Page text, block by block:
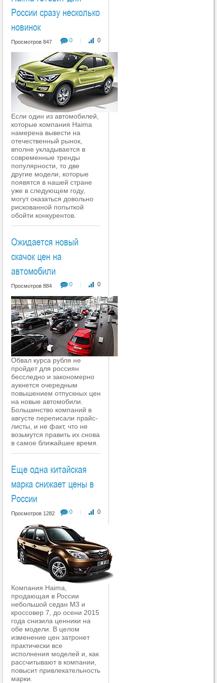
России сразу несколько
новинок
0 | 0
Просмотров 847
Если один из автомобилей,
которые компания Haima
намерена вывести на
отечественный рынок,
вполне укладывается в
современные тренды
популярности, то две
другие модели, которые
появятся в нашей стране
уже в следующем году,
могут оказаться довольно
рискованной попыткой
обойти конкурентов.
Ожидается новый
скачок цен на
автомобили
0 | 0
Просмотров 884
Обвал курса рубля не
пройдет для россиян
бесследно и закономерно
аукнется очередным
повышением отпускных цен
на новые автомобили.
Большинство компаний в
августе переписали прайс-
листы, и не факт, что не
возьмутся править их снова
в самое ближайшее время.
Еще одна китайская
марка снижает цены в
России
0 | 0
Просмотров 1282
Компания Haima,
продающая в России
небольшой седан M3 и
кроссовер 7, до осени 2015
года снизила ценники на
обе модели. В целом
изменение цен затронет
практически все
исполнения моделей и, как
рассчитывают в компании,
повысит привлекательность
марки.